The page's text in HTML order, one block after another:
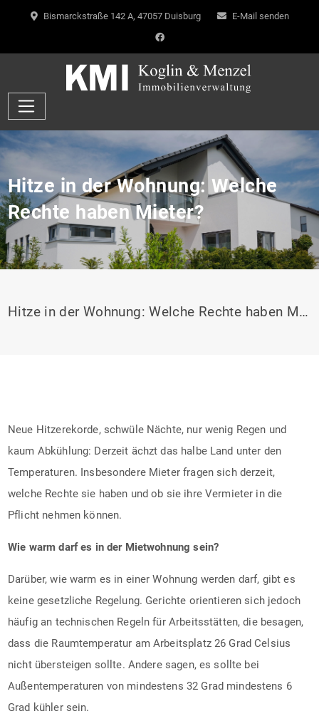
Bismarckstraße 142 A, 47057 Duisburg E-Mail senden
Hitze in der Wohnung: Welche
Rechte haben Mieter?
Hitze in der Wohnung: Welche Rechte haben Mieter?
Neue Hitzerekorde, schwüle Nächte, nur wenig Regen und
kaum Abkühlung: Derzeit ächzt das halbe Land unter den
Temperaturen. Insbesondere Mieter fragen sich derzeit,
welche Rechte sie haben und ob sie ihre Vermieter in die
Pflicht nehmen können.
Wie warm darf es in der Mietwohnung sein?
Darüber, wie warm es in einer Wohnung werden darf, gibt es
keine gesetzliche Regelung. Gerichte orientieren sich jedoch
häufig an technischen Regeln für Arbeitsstätten, die besagen,
dass die Raumtemperatur am Arbeitsplatz 26 Grad Celsius
nicht übersteigen sollte. Andere sagen, es sollte bei
Außentemperaturen von mindestens 32 Grad mindestens 6
Grad kühler sein.